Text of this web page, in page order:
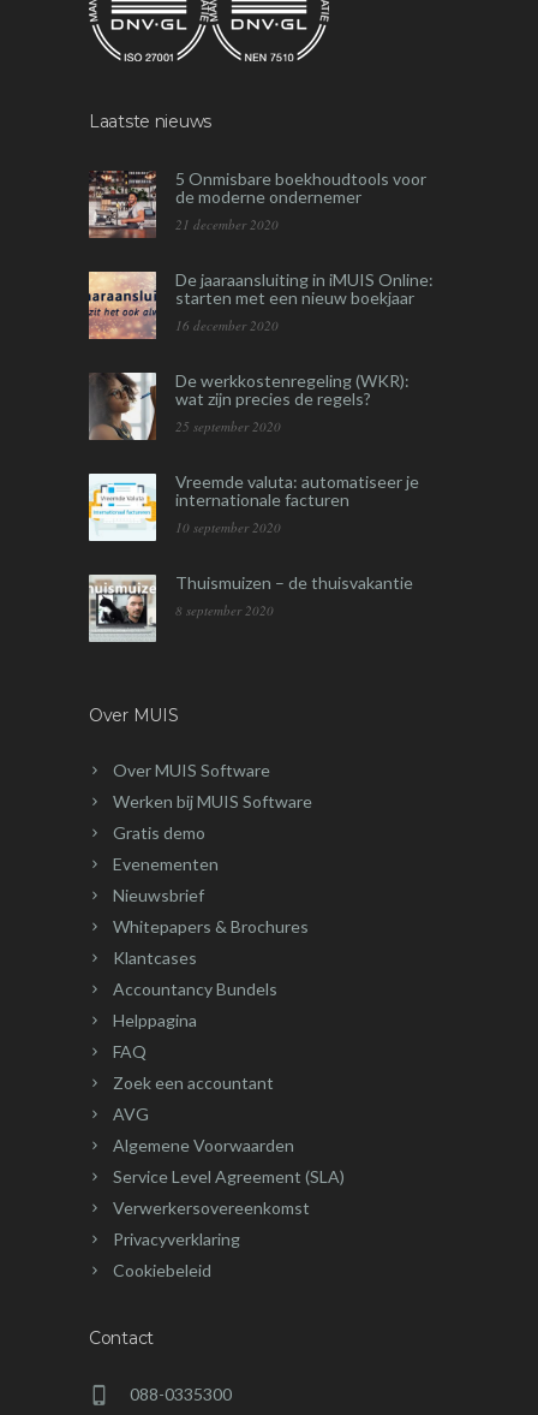
Laatste nieuws
5 Onmisbare boekhoudtools voor
de moderne ondernemer
21 december 2020
De jaaraansluiting in iMUIS Online:
starten met een nieuw boekjaar
16 december 2020
De werkkostenregeling (WKR):
wat zijn precies de regels?
25 september 2020
Vreemde valuta: automatiseer je
internationale facturen
10 september 2020
Thuismuizen – de thuisvakantie
8 september 2020
Over MUIS
Over MUIS Software
Werken bij MUIS Software
Gratis demo
Evenementen
Nieuwsbrief
Whitepapers & Brochures
Klantcases
Accountancy Bundels
Helppagina
FAQ
Zoek een accountant
AVG
Algemene Voorwaarden
Service Level Agreement (SLA)
Verwerkersovereenkomst
Privacyverklaring
Cookiebeleid
Contact
088-0335300